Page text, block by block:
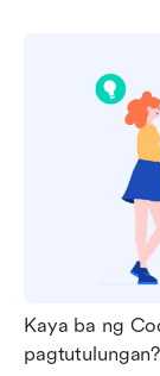
Kaya ba ng
pagtutulungan?